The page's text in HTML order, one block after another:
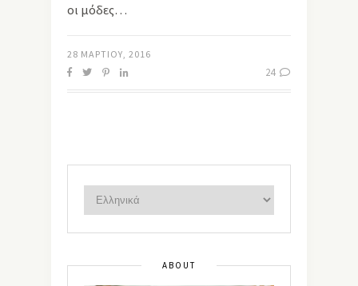
οι μόδες…
28 ΜΑΡΤΊΟΥ, 2016
24
ABOUT